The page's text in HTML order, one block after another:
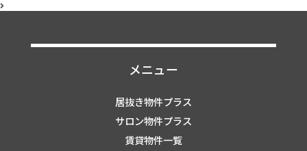
メニュー
居抜き物件プラス
サロン物件プラス
賃貸物件一覧